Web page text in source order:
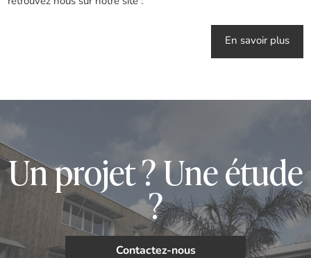
En savoir plus
Un projet ? Une étude
?
Contactez-nous